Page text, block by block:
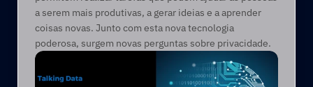
a serem mais produtivas, a gerar ideias e a aprender
coisas novas. Junto com esta nova tecnologia
poderosa, surgem novas perguntas sobre privacidade.